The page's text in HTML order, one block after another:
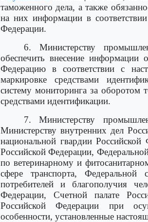
таможенного дела, а также
на них информации в соответствии
Федерации.
6. Министерству
обеспечить внесение информации
Федерацию в соответствии с
маркировке средствами
систему мониторинга за оборотом
средствами идентификации.
7. Министерству
Министерству внутренних дел
национальной гвардии
Российской Федерации,
по ветеринарному и
сфере транспорта,
потребителей и благополучия
Федерации, Счетной палате
Российской Федерации при
особенности, установленные